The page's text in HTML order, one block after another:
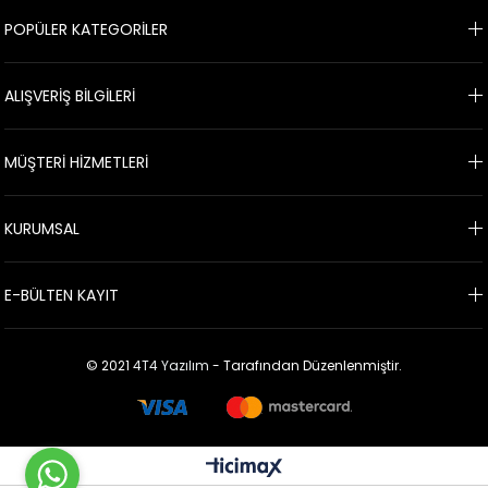
POPÜLER KATEGORİLER
ALIŞVERİŞ BİLGİLERİ
MÜŞTERİ HİZMETLERİ
KURUMSAL
E-BÜLTEN KAYIT
© 2021 4T4 Yazılım - Tarafından Düzenlenmiştir.